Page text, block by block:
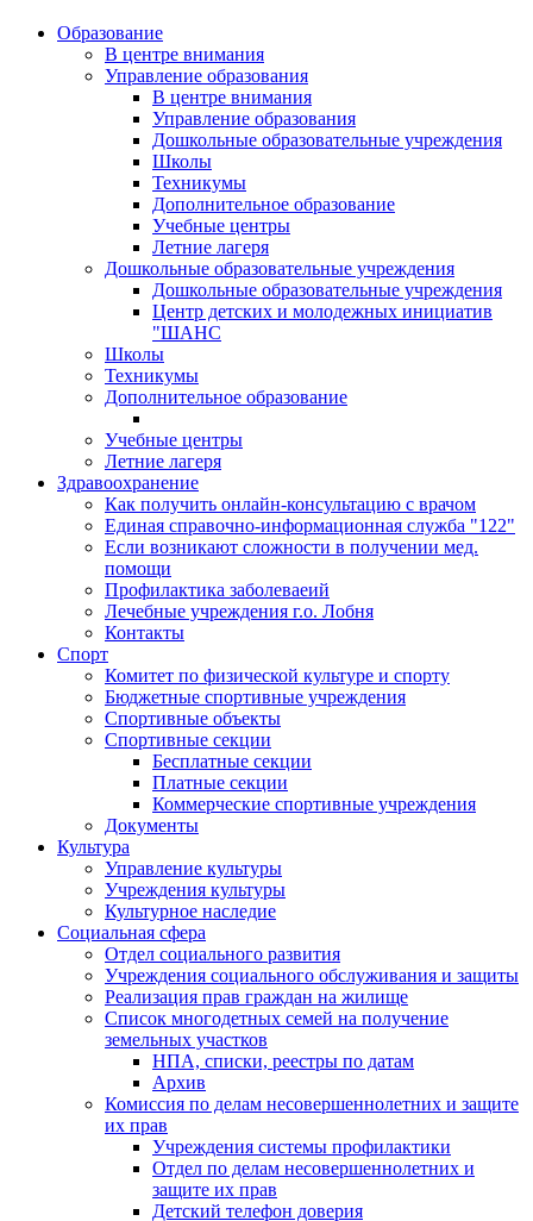
Образование
В центре внимания
Управление образования
В центре внимания
Управление образования
Дошкольные образовательные учреждения
Школы
Техникумы
Дополнительное образование
Учебные центры
Летние лагеря
Дошкольные образовательные учреждения
Дошкольные образовательные учреждения
Центр детских и молодежных инициатив
"ШАНС
Школы
Техникумы
Дополнительное образование
Учебные центры
Летние лагеря
Здравоохранение
Как получить онлайн-консультацию с врачом
Единая справочно-информационная служба "122"
Если возникают сложности в получении мед.
помощи
Профилактика заболеваеий
Лечебные учреждения г.о. Лобня
Контакты
Спорт
Комитет по физической культуре и спорту
Бюджетные спортивные учреждения
Спортивные объекты
Спортивные секции
Бесплатные секции
Платные секции
Коммерческие спортивные учреждения
Документы
Культура
Управление культуры
Учреждения культуры
Культурное наследие
Социальная сфера
Отдел социального развития
Учреждения социального обслуживания и защиты
Реализация прав граждан на жилище
Список многодетных семей на получение
земельных участков
НПА, списки, реестры по датам
Архив
Комиссия по делам несовершеннолетних и защите
их прав
Учреждения системы профилактики
Отдел по делам несовершеннолетних и
защите их прав
Детский телефон доверия